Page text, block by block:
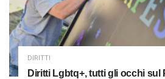
DIRITTI
Diritti Lgbtq+, tutti gli occhi sul